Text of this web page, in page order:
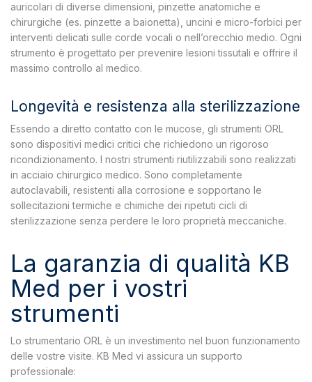
auricolari di diverse dimensioni, pinzette anatomiche e
chirurgiche (es. pinzette a baionetta), uncini e micro-forbici per
interventi delicati sulle corde vocali o nell’orecchio medio. Ogni
strumento è progettato per prevenire lesioni tissutali e offrire il
massimo controllo al medico.
Longevità e resistenza alla sterilizzazione
Essendo a diretto contatto con le mucose, gli strumenti ORL
sono dispositivi medici critici che richiedono un rigoroso
ricondizionamento. I nostri strumenti riutilizzabili sono realizzati
in acciaio chirurgico medico. Sono completamente
autoclavabili, resistenti alla corrosione e sopportano le
sollecitazioni termiche e chimiche dei ripetuti cicli di
sterilizzazione senza perdere le loro proprietà meccaniche.
La garanzia di qualità KB
Med per i vostri
strumenti
Lo strumentario ORL è un investimento nel buon funzionamento
delle vostre visite. KB Med vi assicura un supporto
professionale: